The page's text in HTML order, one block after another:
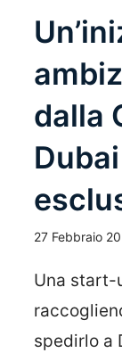
dalla
27 Febbraio
Una start-
spedirlo a